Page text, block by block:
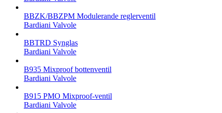
BBZK/BBZPM Modulerande reglerventil
Bardiani Valvole
BBTRD Synglas
Bardiani Valvole
B935 Mixproof bottenventil
Bardiani Valvole
B915 PMO Mixproof-ventil
Bardiani Valvole